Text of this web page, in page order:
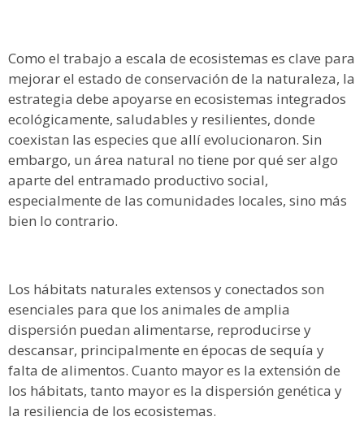
Como el trabajo a escala de ecosistemas es clave para
mejorar el estado de conservación de la naturaleza, la
estrategia debe apoyarse en ecosistemas integrados
ecológicamente, saludables y resilientes, donde
coexistan las especies que allí evolucionaron. Sin
embargo, un área natural no tiene por qué ser algo
aparte del entramado productivo social,
especialmente de las comunidades locales, sino más
bien lo contrario.
Los hábitats naturales extensos y conectados son
esenciales para que los animales de amplia
dispersión puedan alimentarse, reproducirse y
descansar, principalmente en épocas de sequía y
falta de alimentos. Cuanto mayor es la extensión de
los hábitats, tanto mayor es la dispersión genética y
la resiliencia de los ecosistemas.